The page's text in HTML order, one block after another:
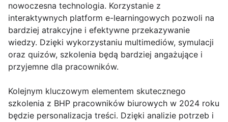
nowoczesna technologia. Korzystanie z
interaktywnych platform e-learningowych pozwoli na
bardziej atrakcyjne i efektywne przekazywanie
wiedzy. Dzięki wykorzystaniu multimediów, symulacji
oraz quizów, szkolenia będą bardziej angażujące i
przyjemne dla pracowników.
Kolejnym kluczowym elementem skutecznego
szkolenia z BHP pracowników biurowych w 2024 roku
będzie personalizacja treści. Dzięki analizie potrzeb i